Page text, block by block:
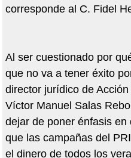
corresponde al C. Fidel
Al ser cuestionado por
que no va a tener éxito
director jurídico de
Víctor Manuel Salas
dejar de poner énfasis
que las campañas del
el dinero de todos los